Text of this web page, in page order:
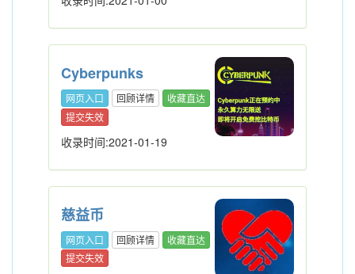
Cyberpunks
网页入口 回顾详情
收藏直达
提交失效
收录时间:2021-01-19
慈益币
网页入口 回顾详情
收藏直达
提交失效